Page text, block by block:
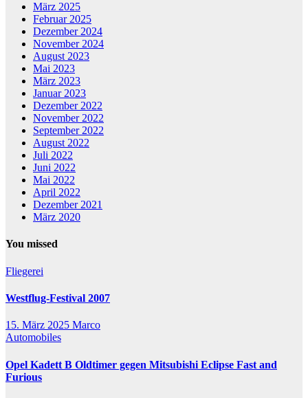
März 2025
Februar 2025
Dezember 2024
November 2024
August 2023
Mai 2023
März 2023
Januar 2023
Dezember 2022
November 2022
September 2022
August 2022
Juli 2022
Juni 2022
Mai 2022
April 2022
Dezember 2021
März 2020
You missed
Fliegerei
Westflug-Festival 2007
15. März 2025 Marco
Automobiles
Opel Kadett B Oldtimer gegen Mitsubishi Eclipse Fast and
Furious